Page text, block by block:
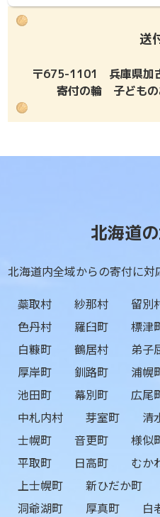
送
〒675-1101 兵庫県加
寄付の輪 子どもの
北海道
北海道内全域からの寄付に対
蘂取村
紗那村 留別
色丹村
羅臼町 標津
白糠町
鶴居村 弟子
厚岸町
釧路町 浦幌
池田町
幕別町 広尾
中札内村
芽室町 清
士幌町
音更町 様似
平取町
日高町 むか
上士幌町
新ひだか町
洞爺湖町
厚真町 白